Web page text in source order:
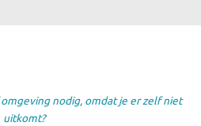
nodig, omdat je er zelf niet
uitkomt?